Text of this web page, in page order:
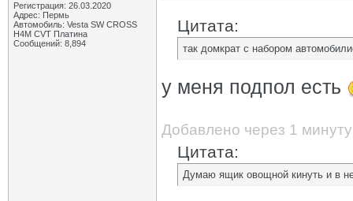
Регистрация: 26.03.2020
Адрес: Пермь
Автомобиль: Vesta SW CROSS
H4M CVT Платина
Сообщений: 8,894
Цитата:
так домкрат с набором
у меня подпол есть
Добавлено через 1 минуту
Цитата:
Думаю ящик овощной кинуть и в